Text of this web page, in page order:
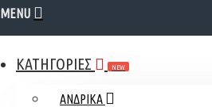
MENU
ΚΑΤΗΓΟΡΙΕΣ NEW
ΑΝΔΡΙΚΑ